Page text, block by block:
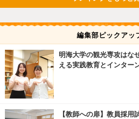
編集部ピックアッ
明海大学の観光専攻はな
える実践教育とインター
【教師への扉】教員採用